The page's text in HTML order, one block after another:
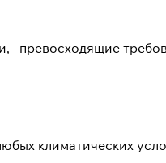
превосходящие
климатических